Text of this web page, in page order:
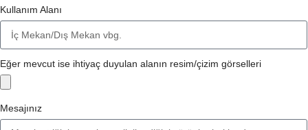
Kullanım Alanı
Eğer mevcut ise ihtiyaç duyulan alanın resim/çizim görselleri
Mesajınız